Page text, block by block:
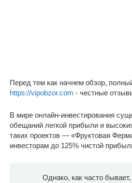
Перед тем как начнем обзор,
https://vipobzor.com - честные
В мире онлайн-инвестирования
обещаний легкой прибыли и
таких проектов — «Фруктовая
инвесторам до 125% чистой
Однако, как часто